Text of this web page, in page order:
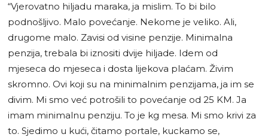
“Vjerovatno hiljadu maraka, ja mislim. To bi bilo
podnošljivo. Malo povećanje. Nekome je veliko. Ali,
drugome malo. Zavisi od visine penzije. Minimalna
penzija, trebala bi iznositi dvije hiljade. Idem od
mjeseca do mjeseca i dosta lijekova plaćam. Živim
skromno. Ovi koji su na minimalnim penzijama, ja im se
divim. Mi smo već potrošili to povećanje od 25 KM. Ja
imam minimalnu penziju. To je kg mesa. Mi smo krivi za
to. Sjedimo u kući, čitamo portale, kuckamo se,